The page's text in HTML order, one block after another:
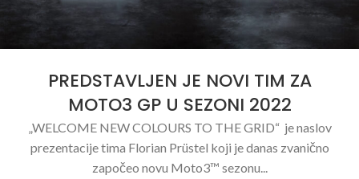
PREDSTAVLJEN JE NOVI TIM ZA
MOTO3 GP U SEZONI 2022
„WELCOME NEW COLOURS TO THE GRID“ je naslov
prezentacije tima Florian Prüstel koji je danas zvanično
započeo novu Moto3™ sezonu...